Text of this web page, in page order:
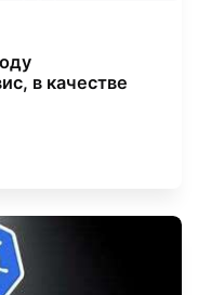
в качестве